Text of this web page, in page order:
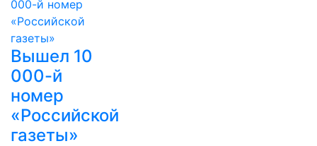
Вышел 10
000-й
номер
«Российской
газеты»